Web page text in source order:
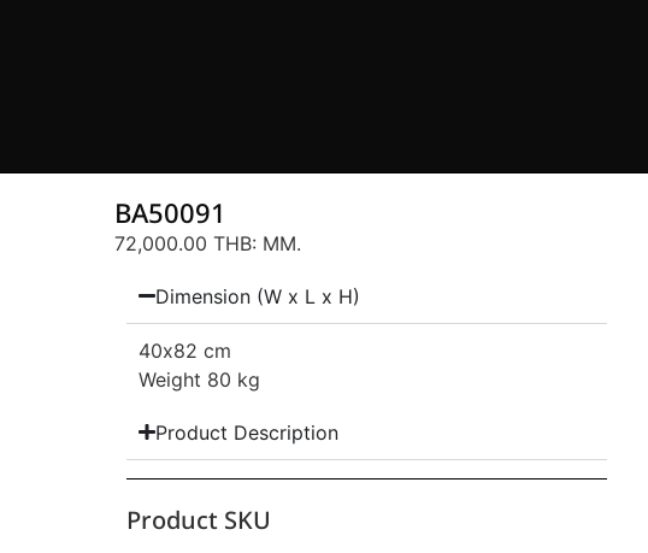
BA50091
72,000.00 THB: MM.
Dimension (W x L x H)
40x82 cm
Weight 80 kg
Product Description
Product SKU